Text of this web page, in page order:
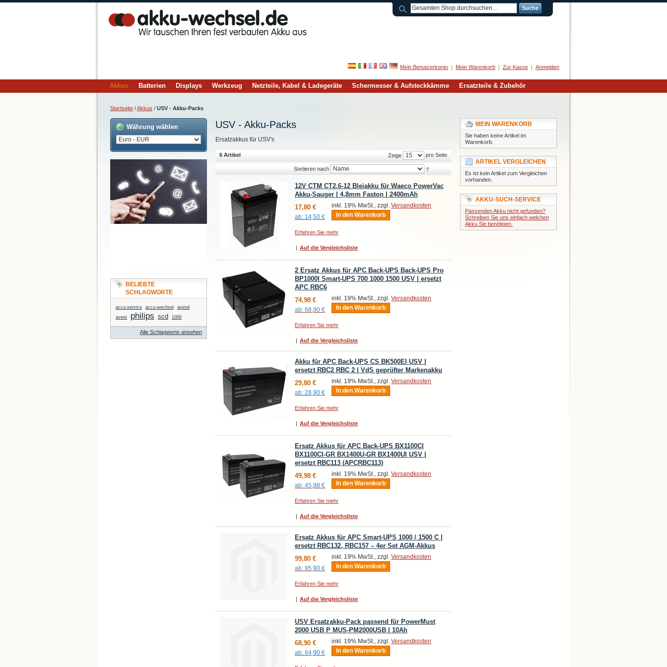
Suche
Mein Benutzerkonto Mein Warenkorb Zur Kasse Anmelden
Akkus Batterien Displays Werkzeug Netzteile, Kabel & Ladegeräte Schermesser & Aufsteckkämme Ersatzteile & Zubehör
Startseite /Akkus / USV - Akku-Packs
USV - Akku-Packs
Ersatzakkus für USV's
6 Artikel Zeige pro Seite
Sortieren nach
12V CTM CT2.6-12 Bleiakku für Waeco PowerVac
Akku-Sauger | 4,8mm Faston | 2400mAh
17,80 €
ab: 14,50 €
inkl. 19% MwSt., zzgl. Versandkosten
In den Warenkorb
Erfahren Sie mehr
| Auf die Vergleichsliste
2 Ersatz Akkus für APC Back-UPS Back-UPS Pro
BP1000I Smart-UPS 700 1000 1500 USV | ersetzt
APC RBC6
74,98 €
ab: 68,90 €
inkl. 19% MwSt., zzgl. Versandkosten
In den Warenkorb
Erfahren Sie mehr
| Auf die Vergleichsliste
Akku für APC Back-UPS CS BK500EI USV |
ersetzt RBC2 RBC 2 | VdS geprüfter Markenakku
29,80 €
ab: 26,90 €
inkl. 19% MwSt., zzgl. Versandkosten
In den Warenkorb
Erfahren Sie mehr
| Auf die Vergleichsliste
Ersatz Akkus für APC Back-UPS BX1100CI
BX1100CI-GR BX1400U-GR BX1400UI USV |
ersetzt RBC113 (APCRBC113)
49,98 €
ab: 45,98 €
inkl. 19% MwSt., zzgl. Versandkosten
In den Warenkorb
Erfahren Sie mehr
| Auf die Vergleichsliste
Ersatz Akkus für APC Smart-UPS 1000 / 1500 C |
ersetzt RBC132, RBC157 – 4er Set AGM-Akkus
99,80 €
ab: 95,90 €
inkl. 19% MwSt., zzgl. Versandkosten
In den Warenkorb
Erfahren Sie mehr
| Auf die Vergleichsliste
USV Ersatzakku-Pack passend für PowerMust
2000 USB P MUS-PM2000USB | 10Ah
68,90 €
ab: 64,90 €
inkl. 19% MwSt., zzgl. Versandkosten
In den Warenkorb
Währung wählen
BELIEBTE
SCHLAGWORTE
accu-service accu-wechsel
avend
avent
philips scd 1000
Alle Schlagworte ansehen
MEIN WARENKORB
Sie haben keine Artikel im
Warenkorb.
ARTIKEL VERGLEICHEN
Es ist kein Artikel zum Vergleichen
vorhanden.
AKKU-SUCH-SERVICE
Passenden Akku nicht gefunden?
Schreiben Sie uns einfach welchen
Akku Sie benötigen.